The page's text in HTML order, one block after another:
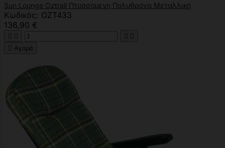
Sun Lounge Oztrail Πτυσσόμενη Πολυθρόνα Μεταλλική
Κωδικός: OZT433
136,90 €
   
 Αγορά